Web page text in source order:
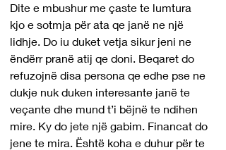
Dite e mbushur me çaste te lumtura
kjo e sotmja për ata qe janë ne një
lidhje. Do iu duket vetja sikur jeni ne
ëndërr pranë atij qe doni. Beqaret do
refuzojnë disa persona qe edhe pse ne
dukje nuk duken interesante janë te
veçante dhe mund t’i bëjnë te ndihen
mire. Ky do jete një gabim. Financat do
jene te mira. Është koha e duhur për te